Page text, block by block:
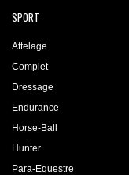
SPORT
Attelage
Complet
Dressage
Endurance
Horse-Ball
Hunter
Para-Equestre